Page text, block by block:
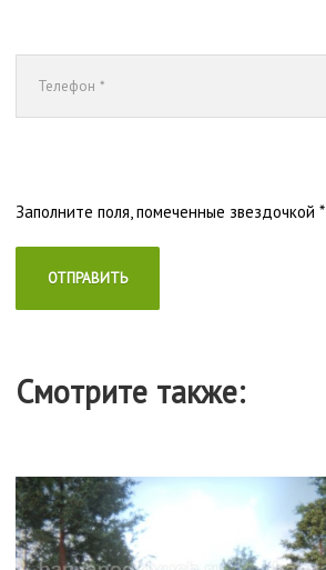
Заполните поля, помеченные звездочкой *
Смотрите также: